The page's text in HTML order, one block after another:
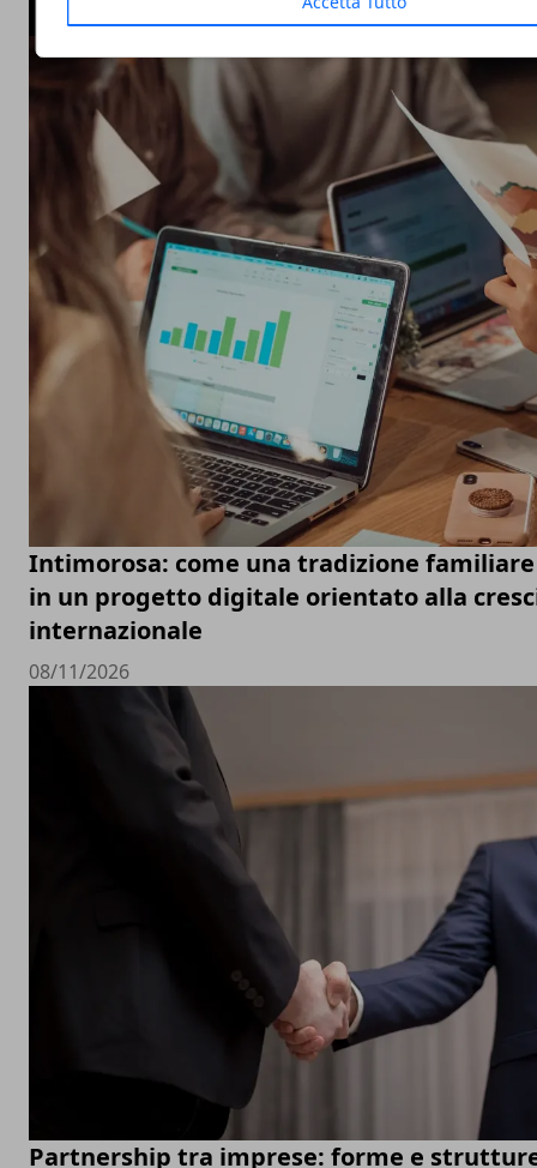
Intimorosa: come una tradizione
in un progetto digitale orientato alla
internazionale
08/11/2026
Partnership tra imprese: forme e